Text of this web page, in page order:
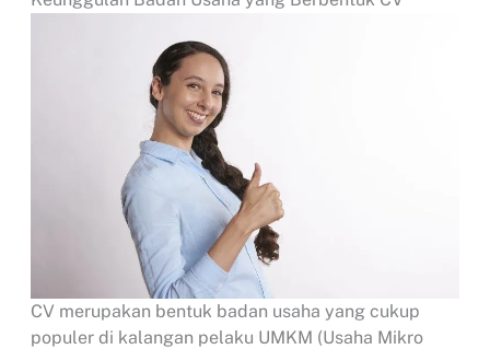
CV merupakan bentuk badan usaha yang cukup
populer di kalangan pelaku UMKM (Usaha Mikro